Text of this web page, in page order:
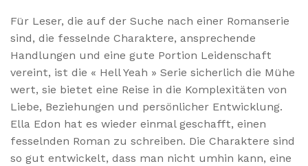
Für Leser, die auf der Suche nach einer Romanserie
sind, die fesselnde Charaktere, ansprechende
Handlungen und eine gute Portion Leidenschaft
vereint, ist die « Hell Yeah » Serie sicherlich die Mühe
wert, sie bietet eine Reise in die Komplexitäten von
Liebe, Beziehungen und persönlicher Entwicklung.
Ella Edon hat es wieder einmal geschafft, einen
fesselnden Roman zu schreiben. Die Charaktere sind
so gut entwickelt, dass man nicht umhin kann, eine